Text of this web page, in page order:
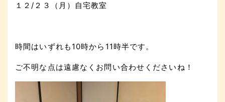
１２/２３（月）自宅教室
時間はいずれも10時から11時半です。
ご不明な点は遠慮なくお問い合わせくださいね！